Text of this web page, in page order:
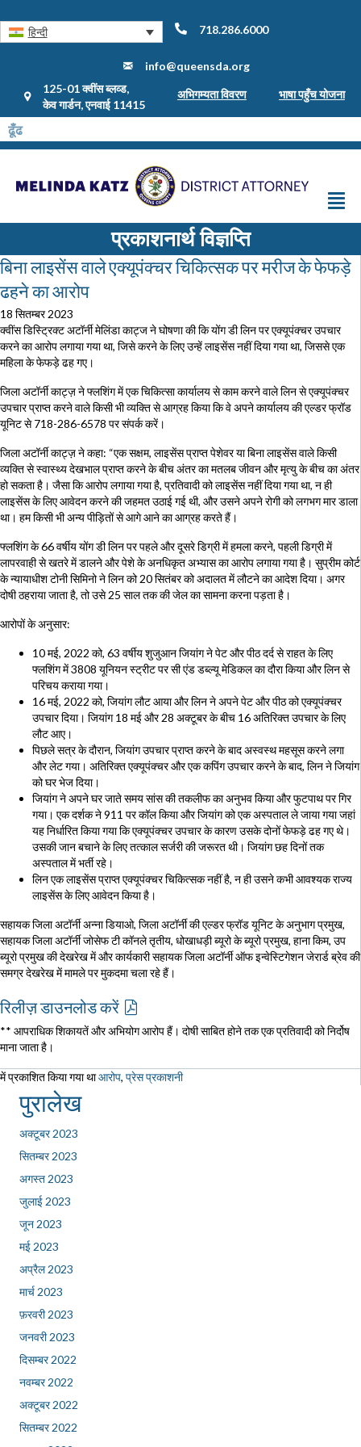
हिन्दी 718.286.6000
info@queensda.org
125-01 क्वींस ब्लव्ड,
केव गार्डन, एनवाई 11415
अभिगम्यता विवरण भाषा पहुँच योजना
प्रकाशनार्थ विज्ञप्ति
बिना लाइसेंस वाले एक्यूपंक्चर चिकित्सक पर मरीज के फेफड़े
ढहने का आरोप
18 सितम्बर 2023
क्वींस डिस्ट्रिक्ट अटॉर्नी मेलिंडा काट्ज ने घोषणा की कि योंग डी लिन पर एक्यूपंक्चर उपचार
करने का आरोप लगाया गया था, जिसे करने के लिए उन्हें लाइसेंस नहीं दिया गया था, जिससे एक
महिला के फेफड़े ढह गए।
जिला अटॉर्नी काट्ज़ ने फ्लशिंग में एक चिकित्सा कार्यालय से काम करने वाले लिन से एक्यूपंक्चर
उपचार प्राप्त करने वाले किसी भी व्यक्ति से आग्रह किया कि वे अपने कार्यालय की एल्डर फ्रॉड
यूनिट से 718-286-6578 पर संपर्क करें।
जिला अटॉर्नी काट्ज़ ने कहा: “एक सक्षम, लाइसेंस प्राप्त पेशेवर या बिना लाइसेंस वाले किसी
व्यक्ति से स्वास्थ्य देखभाल प्राप्त करने के बीच अंतर का मतलब जीवन और मृत्यु के बीच का अंतर
हो सकता है। जैसा कि आरोप लगाया गया है, प्रतिवादी को लाइसेंस नहीं दिया गया था, न ही
लाइसेंस के लिए आवेदन करने की जहमत उठाई गई थी, और उसने अपने रोगी को लगभग मार डाला
था। हम किसी भी अन्य पीड़ितों से आगे आने का आग्रह करते हैं।
फ्लशिंग के 66 वर्षीय योंग डी लिन पर पहले और दूसरे डिग्री में हमला करने, पहली डिग्री में
लापरवाही से खतरे में डालने और पेशे के अनधिकृत अभ्यास का आरोप लगाया गया है। सुप्रीम कोर्ट
के न्यायाधीश टोनी सिमिनो ने लिन को 20 सितंबर को अदालत में लौटने का आदेश दिया। अगर
दोषी ठहराया जाता है, तो उसे 25 साल तक की जेल का सामना करना पड़ता है।
आरोपों के अनुसार:
10 मई, 2022 को, 63 वर्षीय शुजुआन जियांग ने पेट और पीठ दर्द से राहत के लिए
फ्लशिंग में 3808 यूनियन स्ट्रीट पर सी एंड डब्ल्यू मेडिकल का दौरा किया और लिन से
परिचय कराया गया।
16 मई, 2022 को, जियांग लौट आया और लिन ने अपने पेट और पीठ को एक्यूपंक्चर
उपचार दिया। जियांग 18 मई और 28 अक्टूबर के बीच 16 अतिरिक्त उपचार के लिए
लौट आए।
पिछले सत्र के दौरान, जियांग उपचार प्राप्त करने के बाद अस्वस्थ महसूस करने लगा
और लेट गया। अतिरिक्त एक्यूपंक्चर और एक कपिंग उपचार करने के बाद, लिन ने जियांग
को घर भेज दिया।
जियांग ने अपने घर जाते समय सांस की तकलीफ का अनुभव किया और फुटपाथ पर गिर
गया। एक दर्शक ने 911 पर कॉल किया और जियांग को एक अस्पताल ले जाया गया जहां
यह निर्धारित किया गया कि एक्यूपंक्चर उपचार के कारण उसके दोनों फेफड़े ढह गए थे।
उसकी जान बचाने के लिए तत्काल सर्जरी की जरूरत थी। जियांग छह दिनों तक
अस्पताल में भर्ती रहे।
लिन एक लाइसेंस प्राप्त एक्यूपंक्चर चिकित्सक नहीं है, न ही उसने कभी आवश्यक राज्य
लाइसेंस के लिए आवेदन किया है।
सहायक जिला अटॉर्नी अन्ना डियाओ, जिला अटॉर्नी की एल्डर फ्रॉड यूनिट के अनुभाग प्रमुख,
सहायक जिला अटॉर्नी जोसेफ टी कॉनले तृतीय, धोखाधड़ी ब्यूरो के ब्यूरो प्रमुख, हाना किम, उप
ब्यूरो प्रमुख की देखरेख में और कार्यकारी सहायक जिला अटॉर्नी ऑफ इन्वेस्टिगेशन जेरार्ड ब्रेव की
समग्र देखरेख में मामले पर मुकदमा चला रहे हैं।
रिलीज़ डाउनलोड करें
** आपराधिक शिकायतें और अभियोग आरोप हैं। दोषी साबित होने तक एक प्रतिवादी को निर्दोष
माना जाता है।
में प्रकाशित किया गया थाआरोप, प्रेस प्रकाशनी
पुरालेख
अक्टूबर 2023
सितम्बर 2023
अगस्त 2023
जुलाई 2023
जून 2023
मई 2023
अप्रैल 2023
मार्च 2023
फ़रवरी 2023
जनवरी 2023
दिसम्बर 2022
नवम्बर 2022
अक्टूबर 2022
सितम्बर 2022